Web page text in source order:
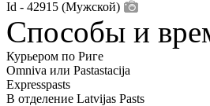
Id - 42915 (Мужской)
Способы и
Курьером по Риге
Omniva или Pastastacija
Expresspasts
В отделение Latvijas Pasts